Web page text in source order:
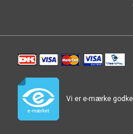
Vi er e-mærke